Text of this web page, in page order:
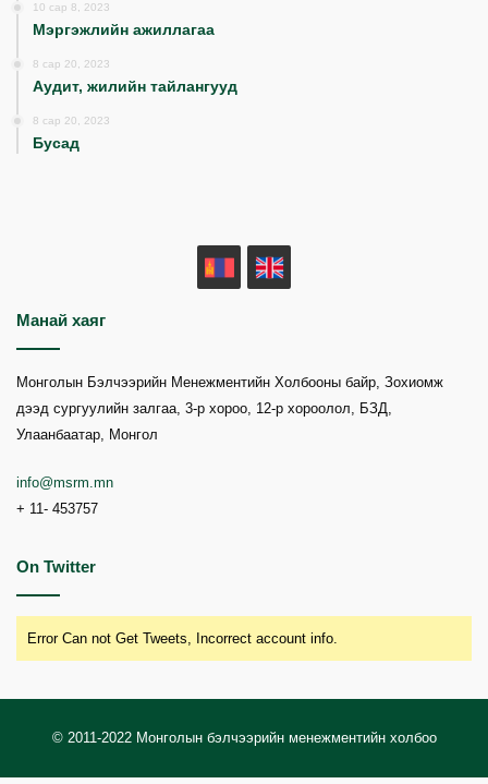
10 сар 8, 2023
Мэргэжлийн ажиллагаа
8 сар 20, 2023
Аудит, жилийн тайлангууд
8 сар 20, 2023
Бусад
MN
Манай хаяг
Монголын Бэлчээрийн Менежментийн Холбооны байр, Зохиомж
дээд сургуулийн залгаа, 3-р хороо, 12-р хороолол, БЗД,
Улаанбаатар, Монгол
info@msrm.mn
+ 11- 453757
On Twitter
Error Can not Get Tweets, Incorrect account info.
© 2011-2022 Монголын бэлчээрийн менежментийн холбоо